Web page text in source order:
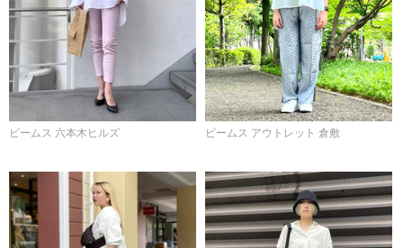
ビームス 六本木ヒルズ ビームス アウトレット 倉敷